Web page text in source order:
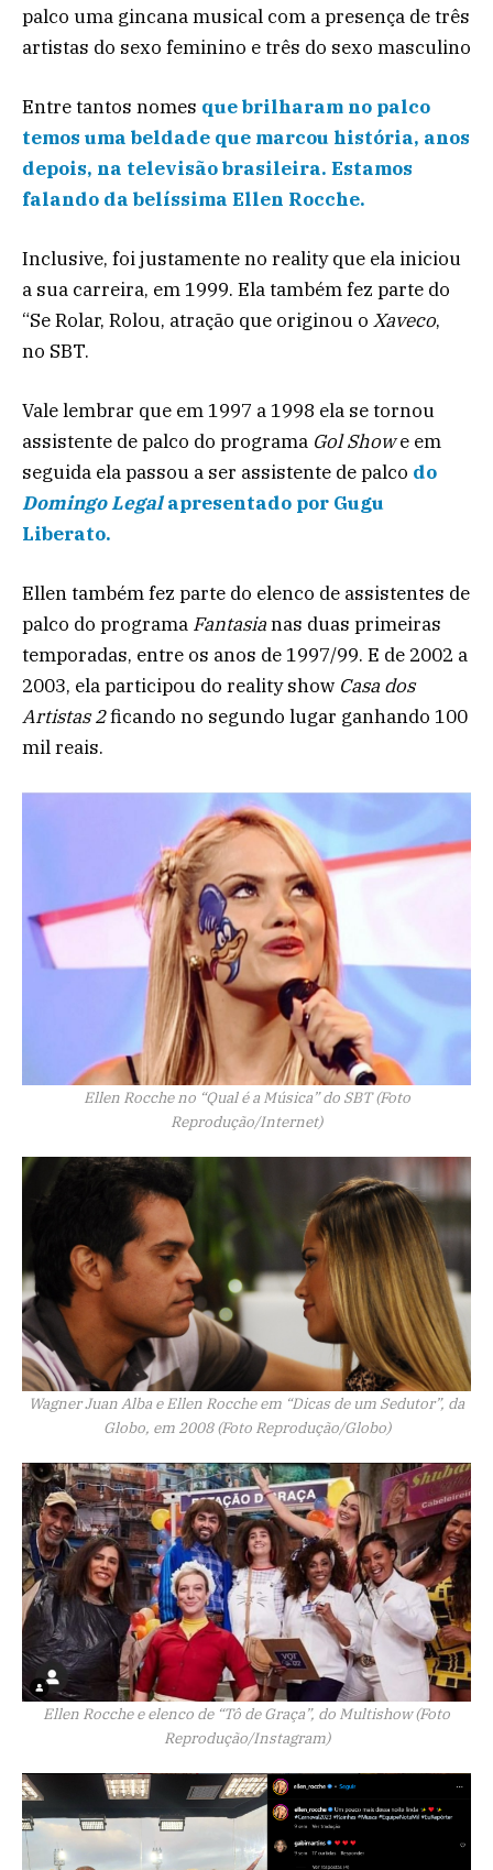
palco uma gincana musical com a presença de três
artistas do sexo feminino e três do sexo masculino
Entre tantos nomes que brilharam no palco
temos uma beldade que marcou história, anos
depois, na televisão brasileira. Estamos
falando da belíssima Ellen Rocche.
Inclusive, foi justamente no reality que ela iniciou
a sua carreira, em 1999. Ela também fez parte do
“Se Rolar, Rolou, atração que originou o Xaveco,
no SBT.
Vale lembrar que em 1997 a 1998 ela se tornou
assistente de palco do programa Gol Showe em
seguida ela passou a ser assistente de palco do
Domingo Legalapresentado por Gugu
Liberato.
Ellen também fez parte do elenco de assistentes de
palco do programa Fantasianas duas primeiras
temporadas, entre os anos de 1997/99. E de 2002 a
2003, ela participou do reality show Casa dos
Artistas 2ficando no segundo lugar ganhando 100
mil reais.
Ellen Rocche no “Qual é a Música” do SBT (Foto
Reprodução/Internet)
Wagner Juan Alba e Ellen Rocche em “Dicas de um Sedutor”, da
Globo, em 2008 (Foto Reprodução/Globo)
Ellen Rocche e elenco de “Tô de Graça”, do Multishow (Foto
Reprodução/Instagram)